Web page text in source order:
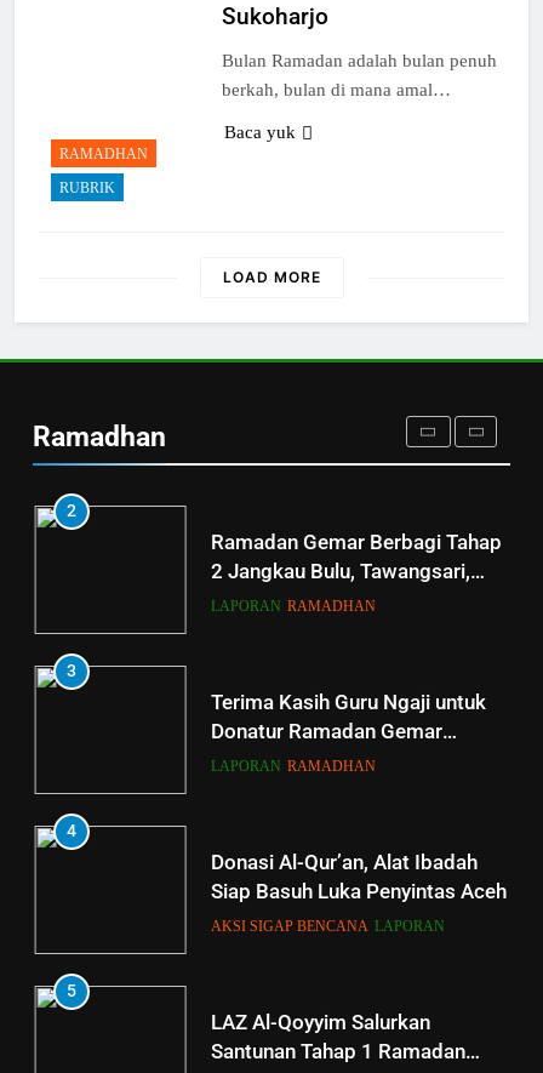
RAMADHAN
RUBRIK
Sukoharjo
Bulan Ramadan adalah bulan penuh
berkah, bulan di mana amal…
Baca yuk
LOAD MORE
Ramadhan
LAZ Al-Qoyyim Salurkan
Santunan Tahap 1 Ramadan
LAPORAN RAMADHAN
6
RAMADHAN
dan Guru Ngaji LAZ Al Qoyyim
2
Ramadan Gemar Berbagi Tahap
2 Jangkau Bulu, Tawangsari,
Baki, Kartosuro
LAPORAN RAMADHAN
3
Terima Kasih Guru Ngaji untuk
Donatur Ramadan Gemar
Berbagi
LAPORAN RAMADHAN
4
Donasi Al-Qur’an, Alat Ibadah
Siap Basuh Luka Penyintas Aceh
AKSI SIGAP BENCANA LAPORAN
5
LAZ Al-Qoyyim Salurkan
Santunan Tahap 1 Ramadan
5
Tahsin Griya Tahfidz Al-Qoyyim:
Semangat Bapak-Bapak